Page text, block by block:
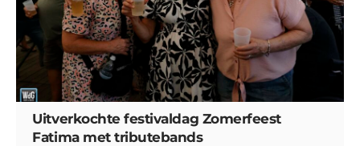
Uitverkochte festivaldag Zomerfeest
Fatima met tributebands